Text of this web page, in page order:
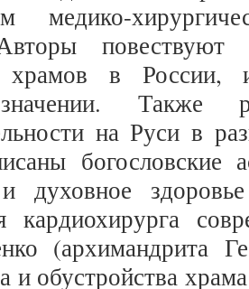
медико-
повествуют
храмов в России,
Также
на Руси в
богословские
духовное
кардиохирурга
(архимандрита
и обустройства